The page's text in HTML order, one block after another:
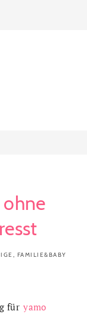
, FAMILIE&BABY
für yamo